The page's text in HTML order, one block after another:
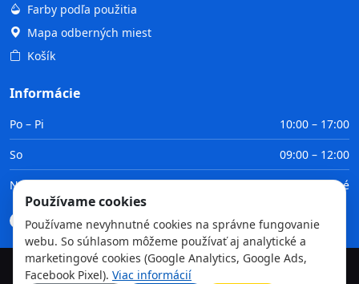
Farby podľa použitia
Mapa odberných miest
Košík
Informácie
Po – Pi
10:00 – 17:00
So
09:00 – 12:00
Ne
Zatvorené
Doprava Platba Obchodné podmienky GDPR
©2026TvojaFarba.sk • Všetky práva vyhradené
Používame cookies
Používame nevyhnutné cookies na správne fungovanie
webu. So súhlasom môžeme používať aj analytické a
marketingové cookies (Google Analytics, Google Ads,
Facebook Pixel). Viac informácií